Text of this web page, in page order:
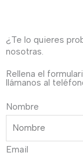
¿Te lo quieres
nosotras.
Rellena el
llámanos al
Nombre
Email